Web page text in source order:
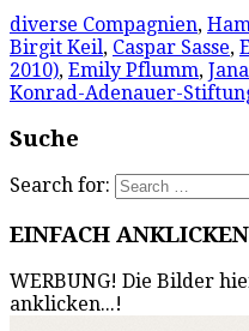
diverse Compagnien,
Birgit Keil, Caspar Sasse,
2010), Emily Pflumm,
Konrad-Adenauer-
Suche
Search for:
EINFACH
WERBUNG! Die Bilder
anklicken...!